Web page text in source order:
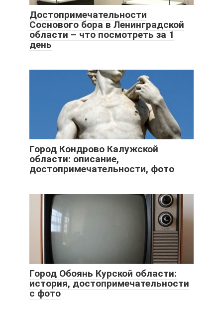
Достопримечательности
Соснового бора в Ленинградской
области – что посмотреть за 1
день
Город Кондрово Калужской
области: описание,
достопримечательности, фото
Город Обоянь Курской области:
история, достопримечательности
с фото